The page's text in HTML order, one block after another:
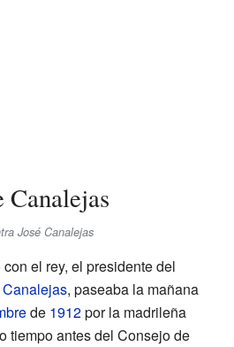
Canalejas
José Canalejas
el rey, el presidente del
, paseaba la mañana
de 1912por la madrileña
tiempo antes del Consejo de